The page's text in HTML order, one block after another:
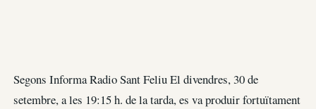
Segons Informa Radio Sant Feliu El divendres, 30 de
setembre, a les 19:15 h. de la tarda, es va produir fortuïtament